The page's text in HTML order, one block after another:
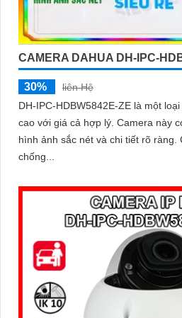
CAMERA DAHUA DH-IPC-
30%
liên Hệ
DH-IPC-HDBW5842E-ZE là một
cao với giá cả hợp lý. Camera này có độ phân giải 8MP, cho
hình ảnh sắc nét và chi tiết rõ ràng. Cấu trúc chống bụi,
chống...